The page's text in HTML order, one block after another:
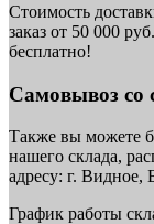
Стоимость
заказ от 50 000
бесплатно!
Самовывоз со
Также вы можете
нашего склада,
адресу: г.
График работы